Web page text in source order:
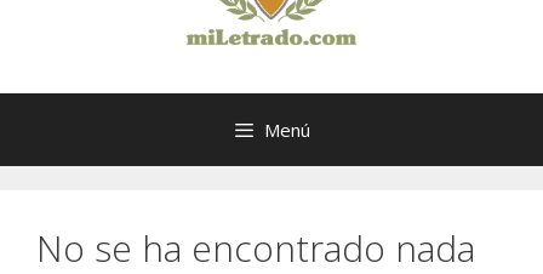
Menú
No se ha encontrado nada